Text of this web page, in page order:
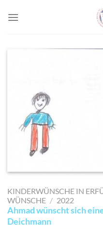
KINDERWÜNSCHE IN
WÜNSCHE / 2022
Ahmad wünscht sich
Deichmann